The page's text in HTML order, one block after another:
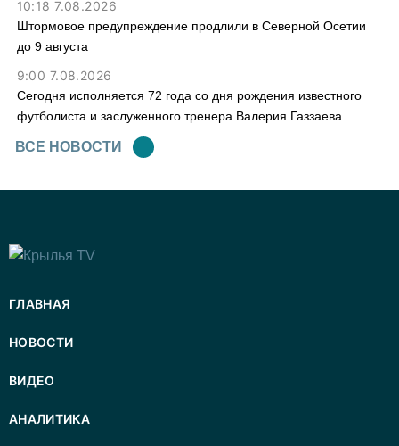
10:18 7.08.2026
Штормовое предупреждение продлили в Северной Осетии
до 9 августа
9:00 7.08.2026
Сегодня исполняется 72 года со дня рождения известного
футболиста и заслуженного тренера Валерия Газзаева
ВСЕ НОВОСТИ
ГЛАВНАЯ
НОВОСТИ
ВИДЕО
АНАЛИТИКА